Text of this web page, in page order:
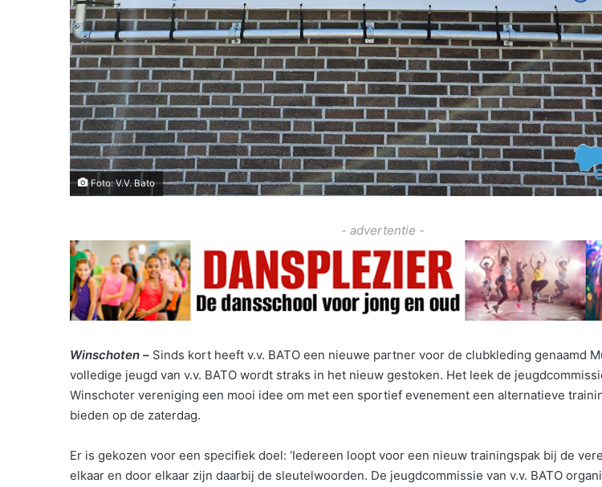
Foto: V.V. Bato
- advertentie -
Winschoten – Sinds kort heeft v.v. BATO een nieuwe partner voor de clubkleding genaamd
volledige jeugd van v.v. BATO wordt straks in het nieuw gestoken. Het leek de
Winschoter vereniging een mooi idee om met een sportief evenement een alternatieve
bieden op de zaterdag.
Er is gekozen voor een specifiek doel: ‘Iedereen loopt voor een nieuw trainingspak bij de
elkaar en door elkaar zijn daarbij de sleutelwoorden. De jeugdcommissie van v.v. BATO